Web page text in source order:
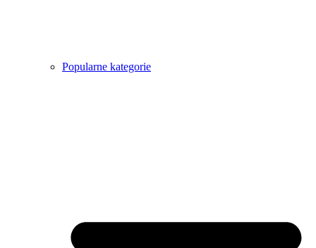
Popularne kategorie